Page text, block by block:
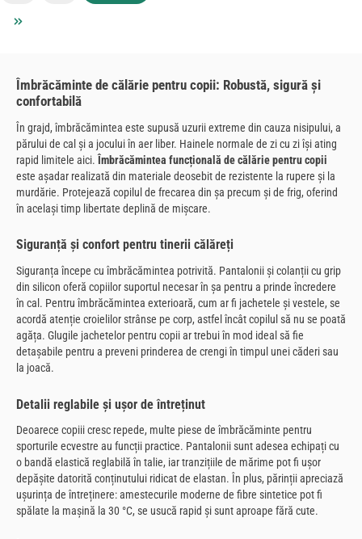
Îmbrăcăminte de călărie pentru copii: Robustă, sigură și
confortabilă
În grajd, îmbrăcămintea este supusă uzurii extreme din cauza nisipului, a
părului de cal și a jocului în aer liber. Hainele normale de zi cu zi își ating
rapid limitele aici. Îmbrăcămintea funcțională de călărie pentru copii
este așadar realizată din materiale deosebit de rezistente la rupere și la
murdărie. Protejează copilul de frecarea din șa precum și de frig, oferind
în același timp libertate deplină de mișcare.
Siguranță și confort pentru tinerii călăreți
Siguranța începe cu îmbrăcămintea potrivită. Pantalonii și colanții cu grip
din silicon oferă copiilor suportul necesar în șa pentru a prinde încredere
în cal. Pentru îmbrăcămintea exterioară, cum ar fi jachetele și vestele, se
acordă atenție croielilor strânse pe corp, astfel încât copilul să nu se poată
agăța. Glugile jachetelor pentru copii ar trebui în mod ideal să fie
detașabile pentru a preveni prinderea de crengi în timpul unei căderi sau
la joacă.
Detalii reglabile și ușor de întreținut
Deoarece copiii cresc repede, multe piese de îmbrăcăminte pentru
sporturile ecvestre au funcții practice. Pantalonii sunt adesea echipați cu
o bandă elastică reglabilă în talie, iar tranzițiile de mărime pot fi ușor
depășite datorită conținutului ridicat de elastan. În plus, părinții apreciază
ușurința de întreținere: amestecurile moderne de fibre sintetice pot fi
spălate la mașină la 30 °C, se usucă rapid și sunt aproape fără cute.